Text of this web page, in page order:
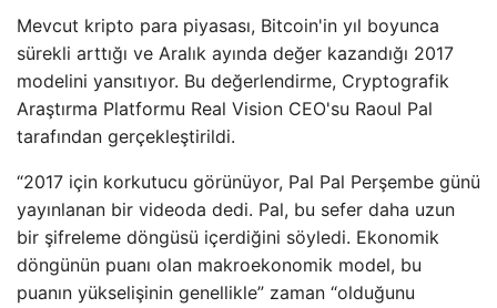
Mevcut kripto para piyasası, Bitcoin'in yıl boyunca
sürekli arttığı ve Aralık ayında değer kazandığı 2017
modelini yansıtıyor. Bu değerlendirme, Cryptografik
Araştırma Platformu Real Vision CEO'su Raoul Pal
tarafından gerçekleştirildi.
“2017 için korkutucu görünüyor, Pal Pal Perşembe günü
yayınlanan bir videoda dedi. Pal, bu sefer daha uzun
bir şifreleme döngüsü içerdiğini söyledi. Ekonomik
döngünün puanı olan makroekonomik model, bu
puanın yükselişinin genellikle” zaman “olduğunu